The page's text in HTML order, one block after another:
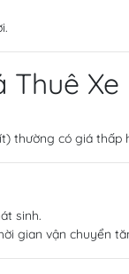
Thuê Xe
thường có giá
sinh.
gian vận chuyển